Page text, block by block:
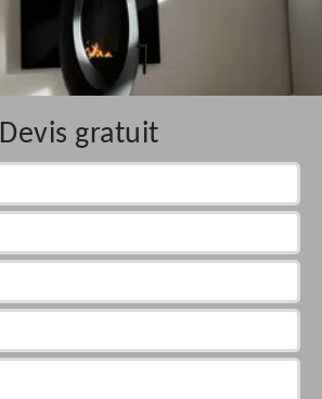
Devis gratuit